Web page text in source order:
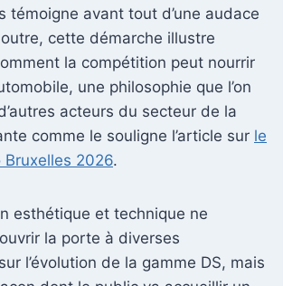
témoigne avant tout d’une audace
cette démarche illustre
la compétition peut nourrir
une philosophie que l’on
acteurs du secteur de la
comme le souligne l’article sur le
Bruxelles 2026.
esthétique et technique ne
la porte à diverses
l’évolution de la gamme DS, mais